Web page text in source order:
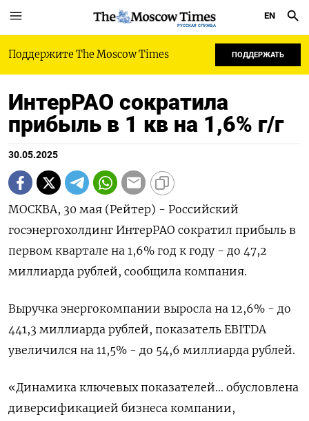
РУССКАЯ СЛУЖБА
EN
Поддержите The Moscow Times ПОДДЕРЖАТЬ
ИнтерРАО сократила
прибыль в 1 кв на 1,6% г/г
30.05.2025
МОСКВА, 30 мая (Рейтер) - Российский
госэнергохолдинг ИнтерРАО сократил прибыль в
первом квартале на 1,6% год к году - до 47,2
миллиарда рублей, сообщила компания.
Выручка энергокомпании выросла на 12,6% - до
441,3 миллиарда рублей, показатель EBITDA
увеличился на 11,5% - до 54,6 миллиарда рублей.
«Динамика ключевых показателей... обусловлена
диверсификацией бизнеса компании,